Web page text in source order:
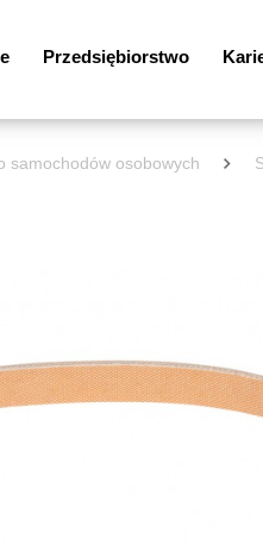
Przedsiębiorstwo
samochodów osobowych